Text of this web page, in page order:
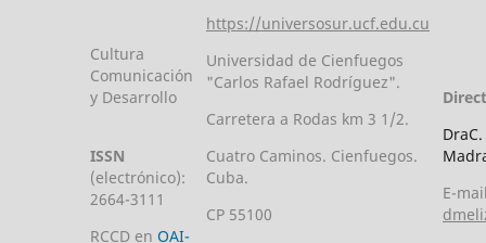
Cultura
Comunicación
y Desarrollo
ISSN
(electrónico):
2664-3111
RCCD en OAI-
https://universosur.ucf.edu.cu
Universidad de Cienfuegos
"Carlos Rafael Rodríguez".
Carretera a Rodas km 3 1/2.
Cuatro Caminos. Cienfuegos.
Cuba.
CP 55100
E-